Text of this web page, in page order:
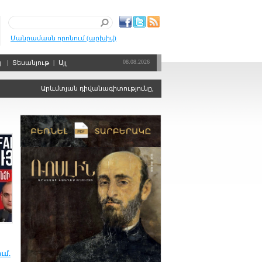
Մանրամասն որոնում (արխիվ)
| Տեսանյութ | Այլ 08.08.2026
Արևմտյան դիվանագիտությունը, որպես քաղաքական ճգնաժամերի